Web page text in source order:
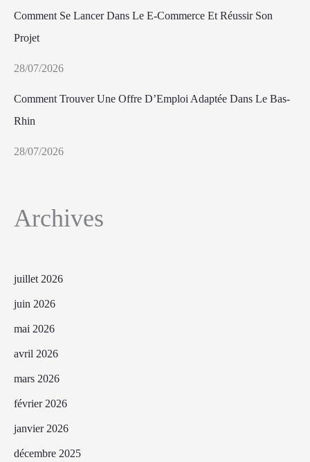
Comment Se Lancer Dans Le E-Commerce Et Réussir Son
Projet
28/07/2026
Comment Trouver Une Offre D’Emploi Adaptée Dans Le Bas-
Rhin
28/07/2026
Archives
juillet 2026
juin 2026
mai 2026
avril 2026
mars 2026
février 2026
janvier 2026
décembre 2025